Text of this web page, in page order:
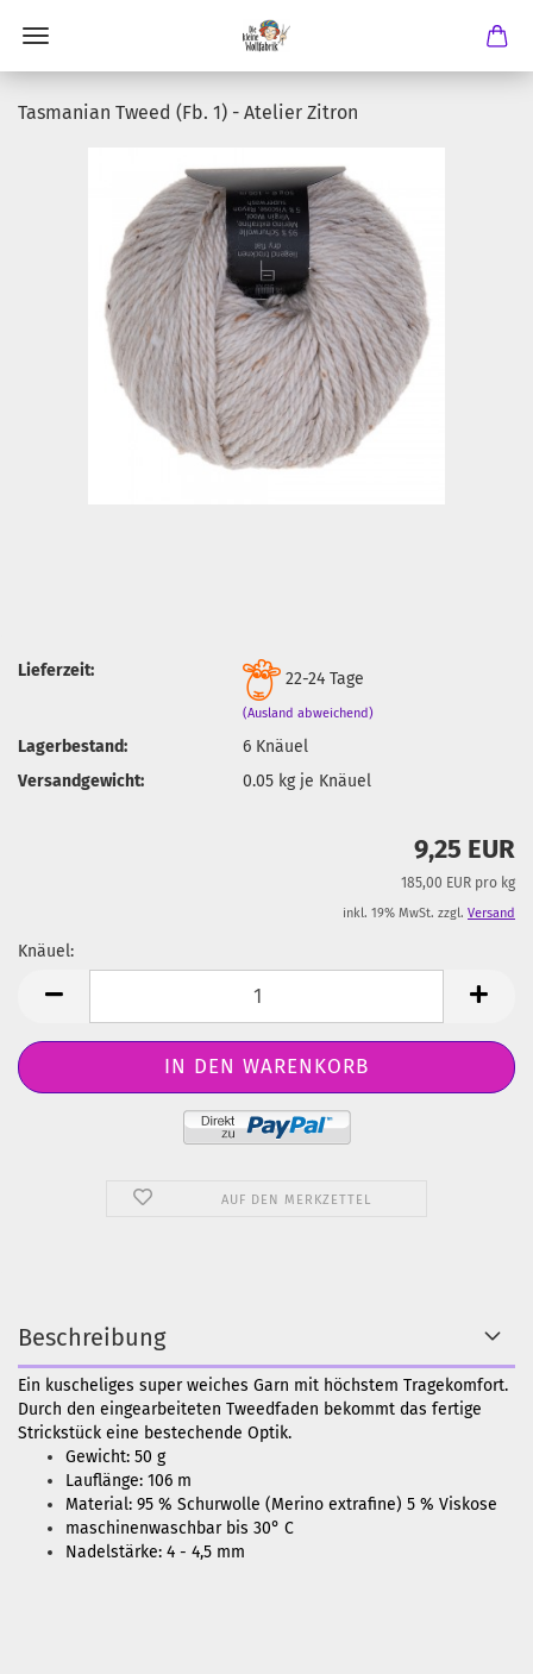
Tasmanian Tweed (Fb. 1) - Atelier Zitron
Lieferzeit: 22-24 Tage
(Ausland abweichend)
Lagerbestand: 6 Knäuel
Versandgewicht:
0.05 kg je Knäuel
9,25 EUR
185,00 EUR pro kg
inkl. 19% MwSt. zzgl. Versand
Knäuel:
AUF DEN MERKZETTEL
Beschreibung
Ein kuscheliges super weiches Garn mit höchstem Tragekomfort.
Durch den eingearbeiteten Tweedfaden bekommt das fertige
Strickstück eine bestechende Optik.
Gewicht: 50 g
Lauflänge: 106 m
Material: 95 % Schurwolle (Merino extrafine) 5 % Viskose
maschinenwaschbar bis 30° C
Nadelstärke: 4 - 4,5 mm